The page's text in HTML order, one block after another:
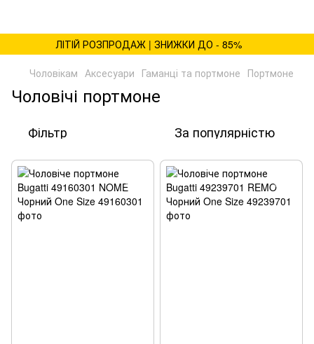
ЛІТІЙ РОЗПРОДАЖ | ЗНИЖКИ ДО - 85%
Чоловікам Аксесуари Гаманці та портмоне Портмоне
Чоловічі портмоне
Фільтр За популярністю